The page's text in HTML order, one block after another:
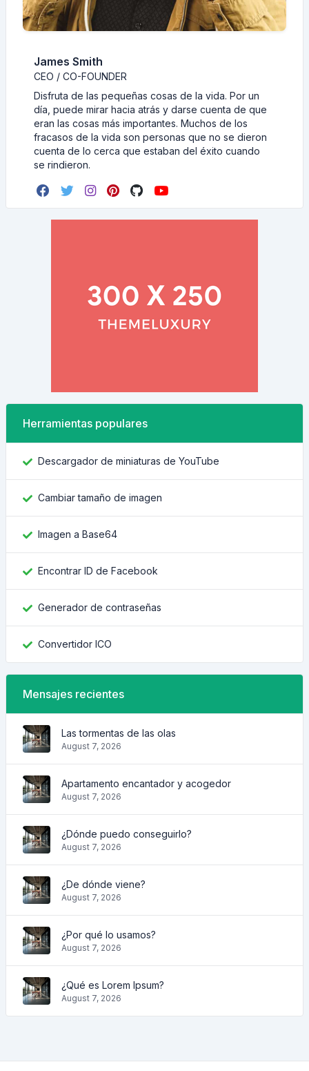
James Smith
CEO / CO-FOUNDER
Disfruta de las pequeñas cosas de la vida. Por un
día, puede mirar hacia atrás y darse cuenta de que
eran las cosas más importantes. Muchos de los
fracasos de la vida son personas que no se dieron
cuenta de lo cerca que estaban del éxito cuando
se rindieron.
Herramientas populares
Descargador de miniaturas de YouTube
Cambiar tamaño de imagen
Imagen a Base64
Encontrar ID de Facebook
Generador de contraseñas
Convertidor ICO
Mensajes recientes
Las tormentas de las olas
August 7, 2026
Apartamento encantador y acogedor
August 7, 2026
¿Dónde puedo conseguirlo?
August 7, 2026
¿De dónde viene?
August 7, 2026
¿Por qué lo usamos?
August 7, 2026
¿Qué es Lorem Ipsum?
August 7, 2026